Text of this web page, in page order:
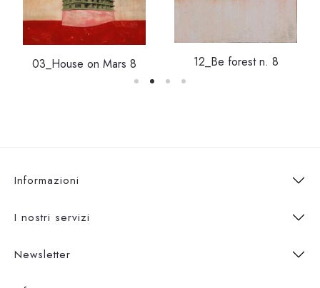
03_House on Mars 8 12_Be forest n. 8
Informazioni
I nostri servizi
Newsletter